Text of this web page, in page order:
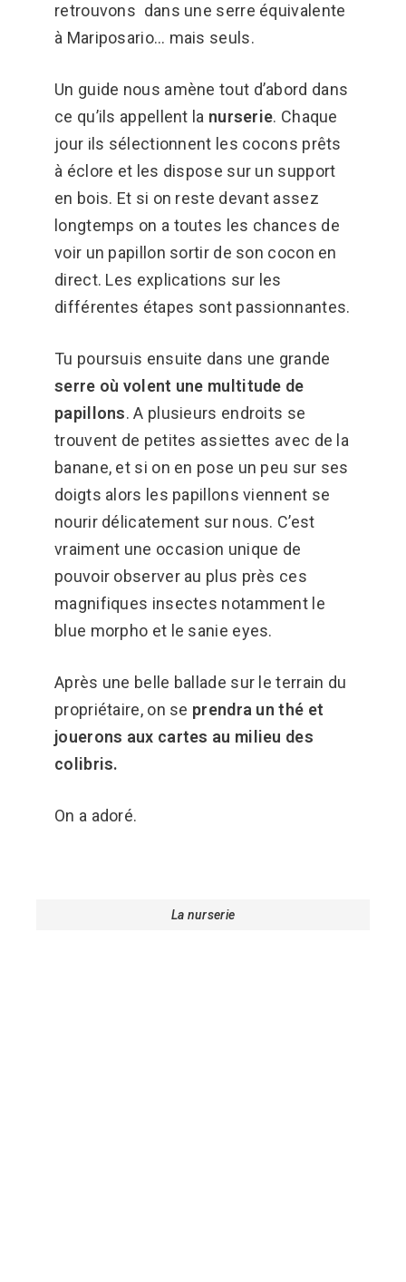
retrouvons dans une serre équivalente
à Mariposario… mais seuls.
Un guide nous amène tout d’abord dans
ce qu’ils appellent la nurserie. Chaque
jour ils sélectionnent les cocons prêts
à éclore et les dispose sur un support
en bois. Et si on reste devant assez
longtemps on a toutes les chances de
voir un papillon sortir de son cocon en
direct. Les explications sur les
différentes étapes sont passionnantes.
Tu poursuis ensuite dans une grande
serre où volent une multitude de
papillons. A plusieurs endroits se
trouvent de petites assiettes avec de la
banane, et si on en pose un peu sur ses
doigts alors les papillons viennent se
nourir délicatement sur nous. C’est
vraiment une occasion unique de
pouvoir observer au plus près ces
magnifiques insectes notamment le
blue morpho et le sanie eyes.
Après une belle ballade sur le terrain du
propriétaire, on se prendra un thé et
jouerons aux cartes au milieu des
colibris.
On a adoré.
La nurserie